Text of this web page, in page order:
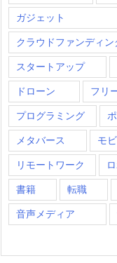
ガジェット
クラウドファンディン
スタートアップ
ドローン フリ
プログラミング
メタバース モ
リモートワーク
書籍 転職
音声メディア